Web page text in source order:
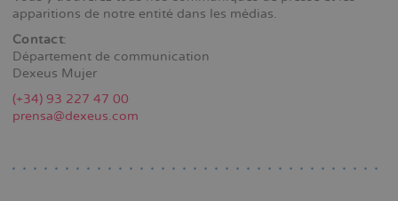
apparitions de notre entité dans les médias.
Contact:
Département de communication
Dexeus Mujer
(+34) 93 227 47 00
prensa@dexeus.com